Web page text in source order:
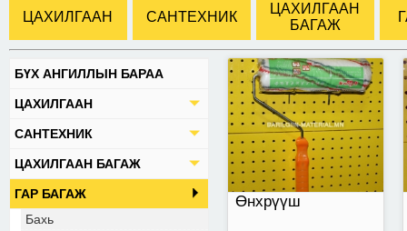
ЦАХИЛГААН САНТЕХНИК
ЦАХИЛГААН
БАГАЖ
БҮХ АНГИЛЛЫН БАРАА
ЦАХИЛГААН
САНТЕХНИК
ЦАХИЛГААН БАГАЖ
ГАР БАГАЖ
Бахь
Өнхрүүш
өнхрүүш жижиг